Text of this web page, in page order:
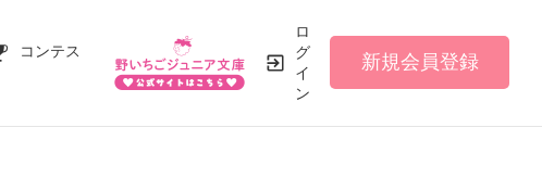
コンテス
ロ
グ
イ
ン
新規会員登録